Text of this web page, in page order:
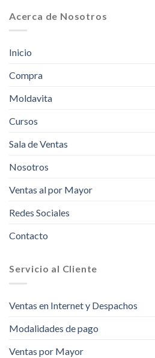
Acerca de Nosotros
Inicio
Compra
Moldavita
Cursos
Sala de Ventas
Nosotros
Ventas al por Mayor
Redes Sociales
Contacto
Servicio al Cliente
Ventas en Internet y Despachos
Modalidades de pago
Ventas por Mayor